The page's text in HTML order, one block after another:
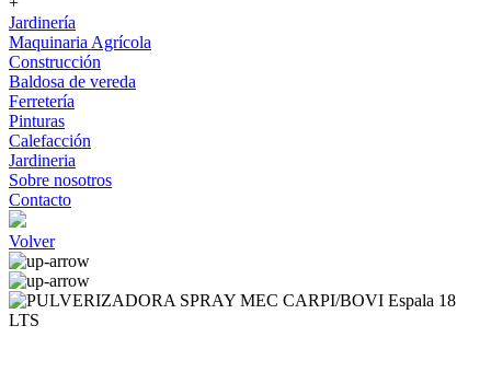
Jardinería
Maquinaria Agrícola
Construcción
Baldosa de vereda
Ferretería
Pinturas
Calefacción
Jardineria
Sobre nosotros
Contacto
Volver